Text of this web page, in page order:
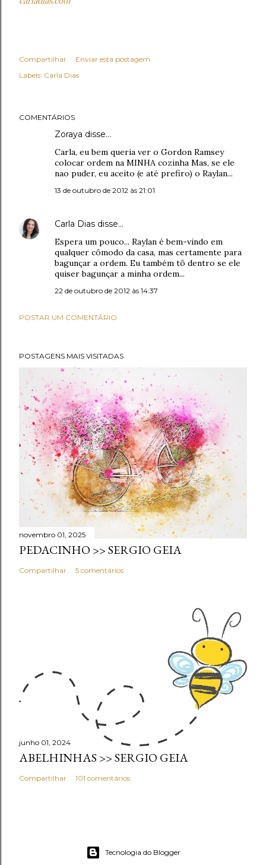
Compartilhar
Enviar esta postagem
Labels: Carla Dias
COMENTÁRIOS
Zoraya disse…
Carla, eu bem queria ver o Gordon Ramsey
colocar ordem na MINHA cozinha Mas, se ele
nao puder, eu aceito (e até prefiro) o Raylan...
13 de outubro de 2012 às 21:01
Carla Dias disse…
Espera um pouco... Raylan é bem-vindo em
qualquer cômodo da casa, mas certamente para
bagunçar a ordem. Eu também tô dentro se ele
quiser bagunçar a minha ordem...
22 de outubro de 2012 às 14:37
POSTAR UM COMENTÁRIO
POSTAGENS MAIS VISITADAS
novembro 01, 2025
PEDACINHO >> SERGIO GEIA
Compartilhar 5 comentários
junho 01, 2024
ABELHINHAS >> SERGIO GEIA
Compartilhar 101 comentários
Tecnologia do Blogger